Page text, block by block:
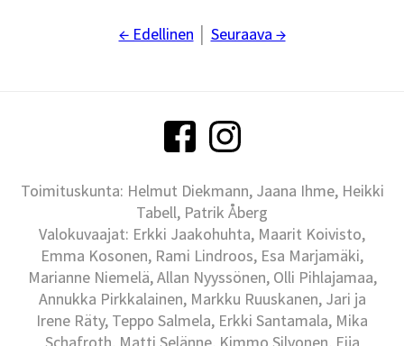
← Edellinen Seuraava →
Toimituskunta: Helmut Diekmann, Jaana Ihme, Heikki
Tabell, Patrik Åberg
Valokuvaajat: Erkki Jaakohuhta, Maarit Koivisto,
Emma Kosonen, Rami Lindroos, Esa Marjamäki,
Marianne Niemelä, Allan Nyyssönen, Olli Pihlajamaa,
Annukka Pirkkalainen, Markku Ruuskanen, Jari ja
Irene Räty, Teppo Salmela, Erkki Santamala, Mika